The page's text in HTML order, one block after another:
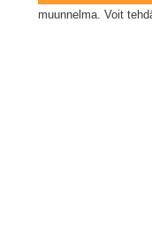
muunnelma. Voit